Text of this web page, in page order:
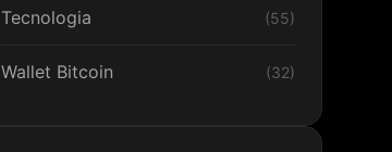
Tecnologia (55)
Wallet Bitcoin (32)